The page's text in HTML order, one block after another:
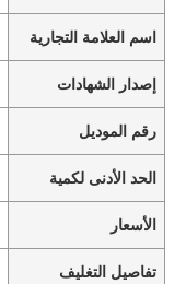
اسم العلامة التجارية
إصدار الشهادات
رقم الموديل
الحد الأدنى لكمية
الأسعار
تفاصيل التغليف